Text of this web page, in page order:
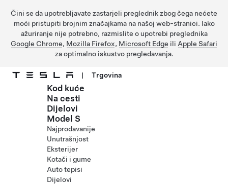
Čini se da upotrebljavate zastarjeli preglednik zbog čega nećete
moći pristupiti brojnim značajkama na našoj web-stranici. Iako
ažuriranje nije potrebno, razmislite o upotrebi preglednika
Google Chrome, Mozilla Firefox, Microsoft Edge ili Apple Safari
za optimalno iskustvo pregledavanja.
Prijeđite na glavni sadržaj
| Trgovina
Kod kuće
Na cesti
Dijelovi
Model S
Najprodavanije
Unutrašnjost
Eksterijer
Kotači i gume
Auto tepisi
Dijelovi